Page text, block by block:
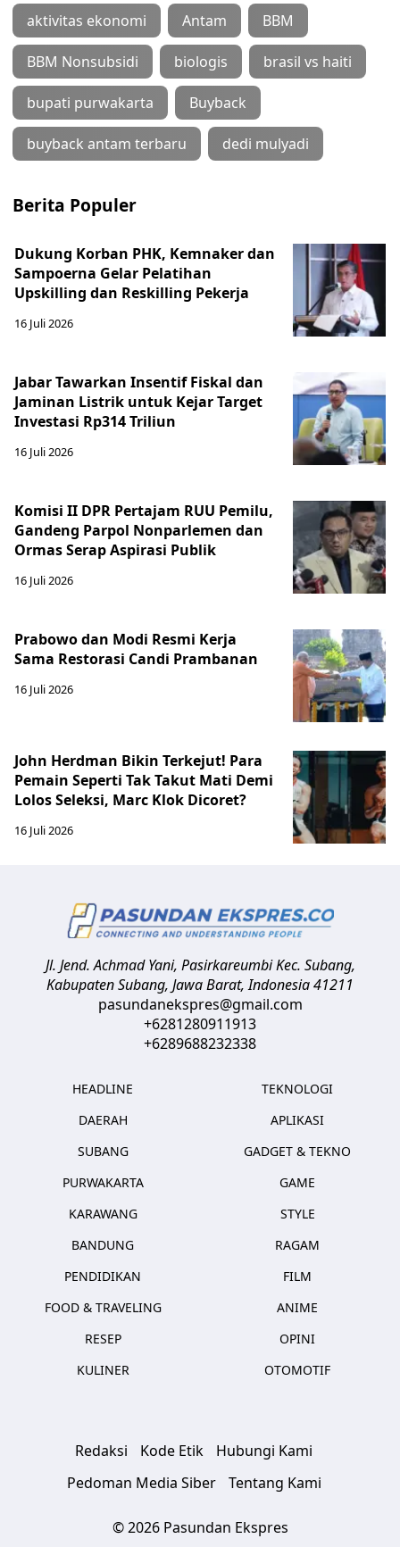
aktivitas ekonomi Antam BBM
BBM Nonsubsidi biologis brasil vs haiti
bupati purwakarta Buyback
buyback antam terbaru dedi mulyadi
Berita Populer
Dukung Korban PHK, Kemnaker dan
Sampoerna Gelar Pelatihan
Upskilling dan Reskilling Pekerja
16 Juli 2026
Jabar Tawarkan Insentif Fiskal dan
Jaminan Listrik untuk Kejar Target
Investasi Rp314 Triliun
16 Juli 2026
Komisi II DPR Pertajam RUU Pemilu,
Gandeng Parpol Nonparlemen dan
Ormas Serap Aspirasi Publik
16 Juli 2026
Prabowo dan Modi Resmi Kerja
Sama Restorasi Candi Prambanan
16 Juli 2026
John Herdman Bikin Terkejut! Para
Pemain Seperti Tak Takut Mati Demi
Lolos Seleksi, Marc Klok Dicoret?
16 Juli 2026
Jl. Jend. Achmad Yani, Pasirkareumbi Kec. Subang,
Kabupaten Subang, Jawa Barat,Indonesia41211
pasundanekspres@gmail.com
+6281280911913
+6289688232338
HEADLINE
DAERAH
SUBANG
PURWAKARTA
KARAWANG
BANDUNG
PENDIDIKAN
FOOD & TRAVELING
RESEP
KULINER
TEKNOLOGI
APLIKASI
GADGET & TEKNO
GAME
STYLE
RAGAM
FILM
ANIME
OPINI
OTOMOTIF
Redaksi Kode Etik
Hubungi Kami
Pedoman Media Siber
Tentang Kami
© 2026 Pasundan Ekspres